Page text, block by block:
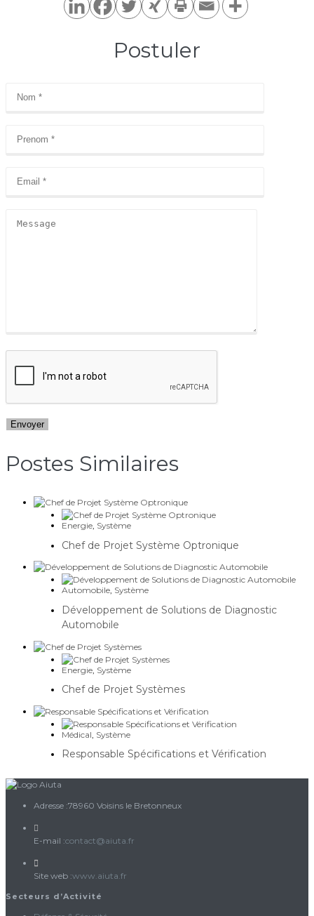
Postuler​
Postes Similaires​
Energie, Système
Chef de Projet Système Optronique
Automobile, Système
Développement de Solutions de Diagnostic
Automobile
Energie Système
Chef de Projet Systèmes
Médical Système
Responsable Spécifications et Vérification
Adresse :78960 Voisins le Bretonneux
E-mail :contact@aiuta.fr
Site web :www.aiuta.fr
Secteurs d’Activité